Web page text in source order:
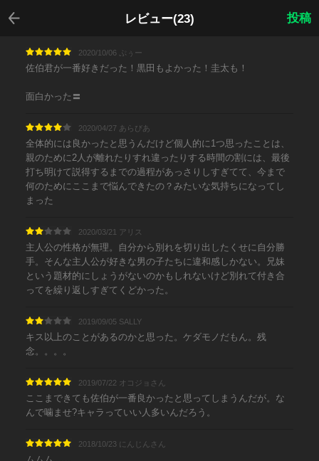
レビュー(23)
戻る
投稿
2020/10/06 ぷぅー
佐伯君が一番好きだった！黒田もよかった！圭太も！
面白かった〓
2020/04/27 あらびあ
全体的には良かったと思うんだけど個人的に1つ思ったことは、
親のために2人が離れたりすれ違ったりする時間の割には、最後
打ち明けて説得するまでの過程があっさりしすぎてて、今まで
何のためにここまで悩んできたの？みたいな気持ちになってし
まった
2020/03/21 アリス
主人公の性格が無理。自分から別れを切り出したくせに自分勝
手。そんな主人公が好きな男の子たちに違和感しかない。兄妹
という題材的にしょうがないのかもしれないけど別れて付き合
ってを繰り返しすぎてくどかった。
2019/09/05 SALLY
キス以上のことがあるのかと思った。ケダモノだもん。残
念。。。。
2019/07/22 オコジョさん
ここまできても佐伯が一番良かったと思ってしまうんだが。な
んで噛ませ?キャラっていい人多いんだろう。
2018/10/23 にんじんさん